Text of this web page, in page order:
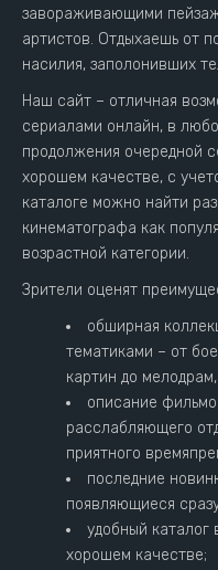
завораживающими
артистов. Отдыхаешь от
насилия, заполонивших
Наш сайт – отличная
сериалами онлайн, в
продолжения очередной
хорошем качестве, с
каталоге можно найти
кинематографа как
возрастной категории.
Зрители оценят
обширная
тематиками – от
картин до
описание
расслабляющего
приятного
последние
появляющиеся
удобный
хорошем качестве;